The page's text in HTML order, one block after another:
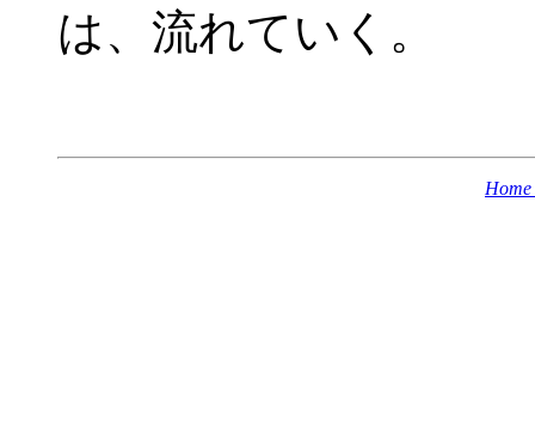
は、流れていく。
Home